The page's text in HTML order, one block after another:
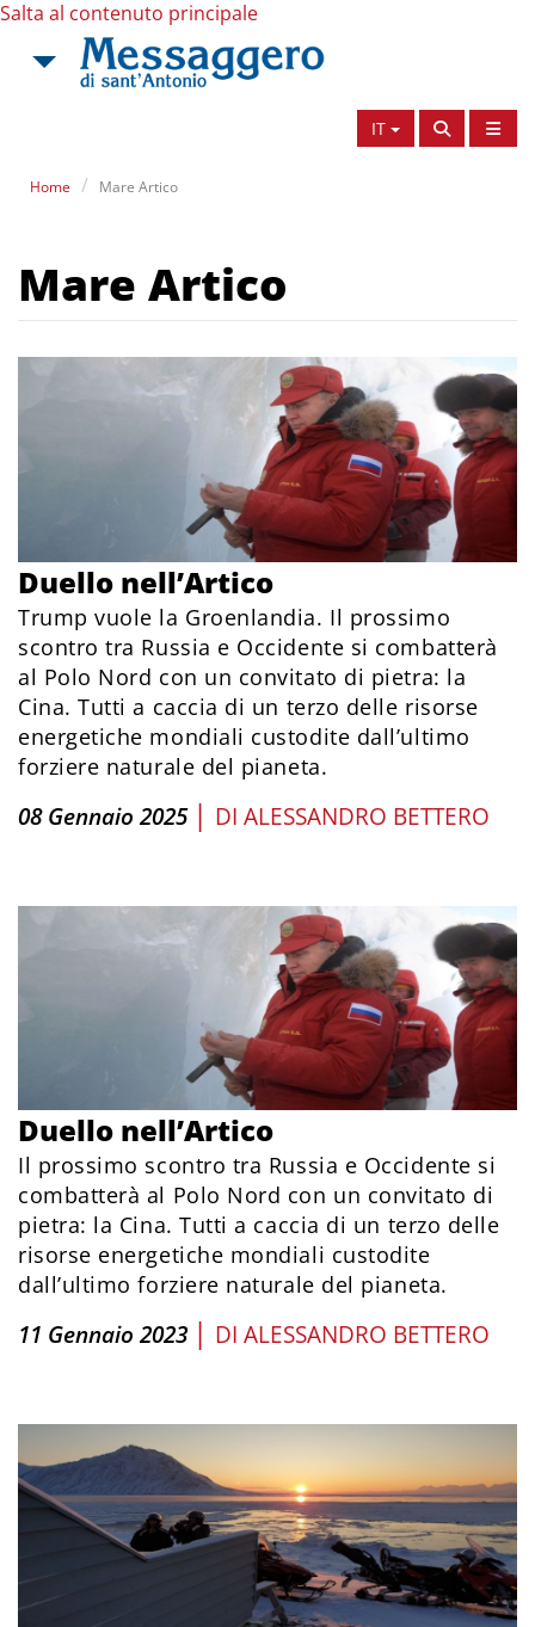
Salta al contenuto principale
IT
Home Mare Artico
Mare Artico
Duello nell’Artico
Trump vuole la Groenlandia. Il prossimo
scontro tra Russia e Occidente si combatterà
al Polo Nord con un convitato di pietra: la
Cina. Tutti a caccia di un terzo delle risorse
energetiche mondiali custodite dall’ultimo
forziere naturale del pianeta.
08 Gennaio 2025 | DI ALESSANDRO BETTERO
Duello nell’Artico
Il prossimo scontro tra Russia e Occidente si
combatterà al Polo Nord con un convitato di
pietra: la Cina. Tutti a caccia di un terzo delle
risorse energetiche mondiali custodite
dall’ultimo forziere naturale del pianeta.
11 Gennaio 2023 | DI ALESSANDRO BETTERO